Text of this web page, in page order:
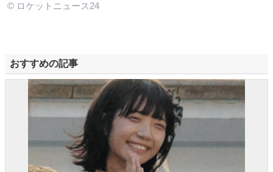
© ロケットニュース24
おすすめの記事